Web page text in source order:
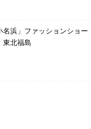
名浜」ファッションショー
東北福島